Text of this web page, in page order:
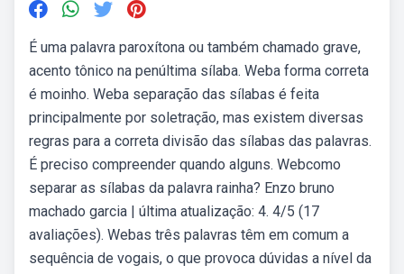
É uma palavra paroxítona ou também chamado grave,
acento tônico na penúltima sílaba. Weba forma correta
é moinho. Weba separação das sílabas é feita
principalmente por soletração, mas existem diversas
regras para a correta divisão das sílabas das palavras.
É preciso compreender quando alguns. Webcomo
separar as sílabas da palavra rainha? Enzo bruno
machado garcia | última atualização: 4. 4/5 (17
avaliações). Webas três palavras têm em comum a
sequência de vogais, o que provoca dúvidas a nível da